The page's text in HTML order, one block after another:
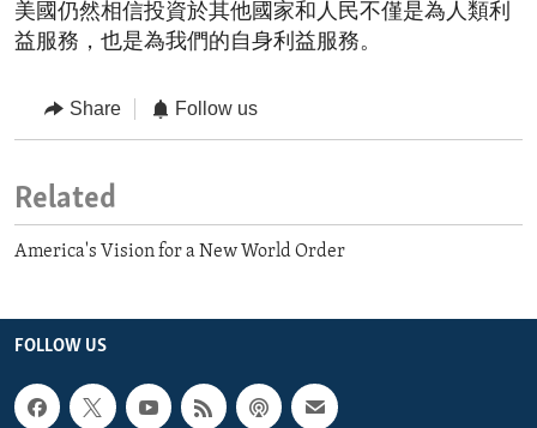
美國仍然相信投資於其他國家和人民不僅是為人類利
益服務，也是為我們的自身利益服務。
Share Follow us
Related
America's Vision for a New World Order
FOLLOW US